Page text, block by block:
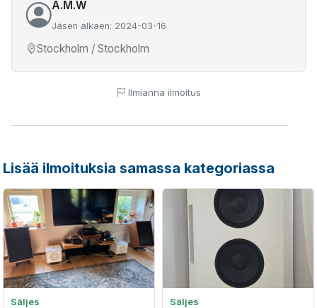
A.M.W
Jäsen alkaen: 2024-03-16
Stockholm / Stockholm
Ilmianna ilmoitus
Lisää ilmoituksia samassa kategoriassa
Säljes Säljes